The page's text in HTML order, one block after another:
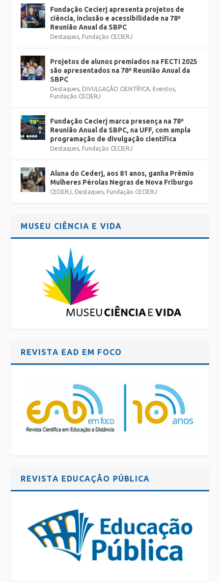
Fundação Cecierj apresenta projetos de
ciência, inclusão e acessibilidade na 78ª
Reunião Anual da SBPC
Destaques, Fundação CECIERJ
Projetos de alunos premiados na FECTI 2025
são apresentados na 78ª Reunião Anual da
SBPC
Destaques, DIVULGAÇÃO CIENTÍFICA, Eventos,
Fundação CECIERJ
Fundação Cecierj marca presença na 78ª
Reunião Anual da SBPC, na UFF, com ampla
programação de divulgação científica
Destaques, Fundação CECIERJ
Aluna do Cederj, aos 81 anos, ganha Prêmio
Mulheres Pérolas Negras de Nova Friburgo
CEDERJ, Destaques, Fundação CECIERJ
MUSEU CIÊNCIA E VIDA
REVISTA EAD EM FOCO
REVISTA EDUCAÇÃO PÚBLICA